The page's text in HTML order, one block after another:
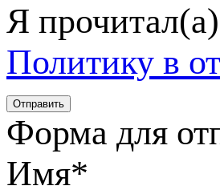
Я
Политику в
Форма для
Имя*